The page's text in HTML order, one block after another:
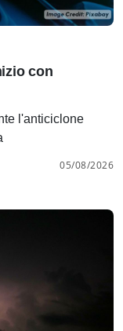
con
l'anticiclone
05/08/2026